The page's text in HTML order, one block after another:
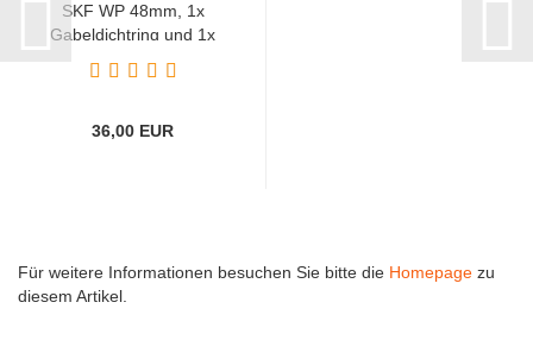
SKF WP 48mm, 1x
Gabeldichtring und 1x
36,00 EUR
Für weitere Informationen besuchen Sie bitte die Homepage zu
diesem Artikel.